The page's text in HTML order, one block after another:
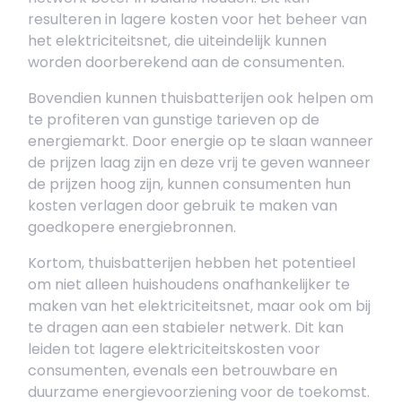
resulteren in lagere kosten voor het beheer van
het elektriciteitsnet, die uiteindelijk kunnen
worden doorberekend aan de consumenten.
Bovendien kunnen thuisbatterijen ook helpen om
te profiteren van gunstige tarieven op de
energiemarkt. Door energie op te slaan wanneer
de prijzen laag zijn en deze vrij te geven wanneer
de prijzen hoog zijn, kunnen consumenten hun
kosten verlagen door gebruik te maken van
goedkopere energiebronnen.
Kortom, thuisbatterijen hebben het potentieel
om niet alleen huishoudens onafhankelijker te
maken van het elektriciteitsnet, maar ook om bij
te dragen aan een stabieler netwerk. Dit kan
leiden tot lagere elektriciteitskosten voor
consumenten, evenals een betrouwbare en
duurzame energievoorziening voor de toekomst.